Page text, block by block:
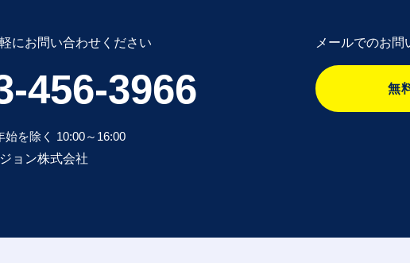
にお問い合わせください
456-3966
始を除く 10:00～16:00
ョン株式会社
メールでのお
無